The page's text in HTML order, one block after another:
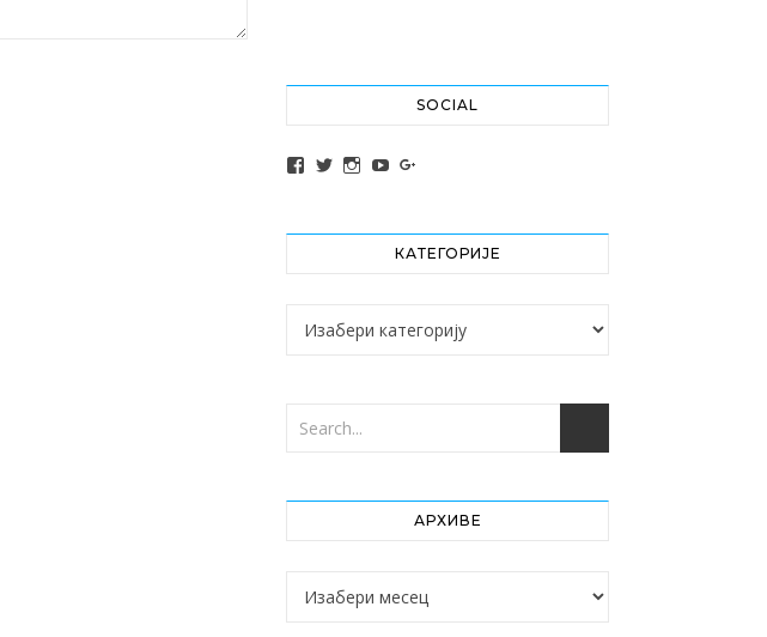
SOCIAL
View altochef’s profile on Facebook
View jovancica73’s profile on Twitter
View jovancica73’s profile on Instagram
View jovancica73’s profile on YouTube
КАТЕГОРИЈЕ
Категорије
АРХИВЕ
Архиве